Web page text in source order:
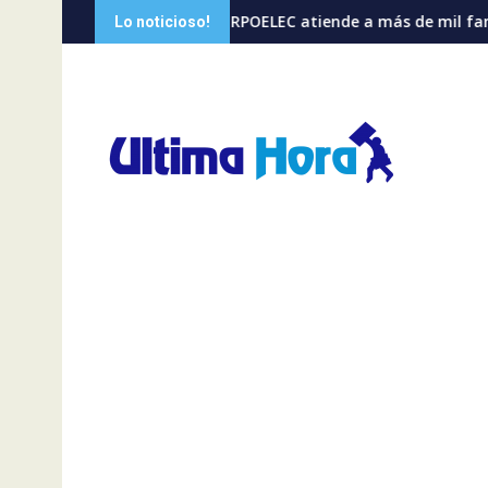
al
Lo noticioso!
personas procedentes de Italia
CORPOELEC atiende a más de mil familias en